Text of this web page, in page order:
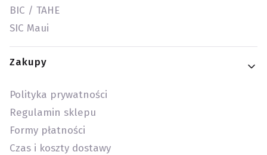
BIC / TAHE
SIC Maui
Zakupy
Polityka prywatności
Regulamin sklepu
Formy płatności
Czas i koszty dostawy